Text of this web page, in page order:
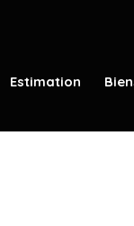
Estimation